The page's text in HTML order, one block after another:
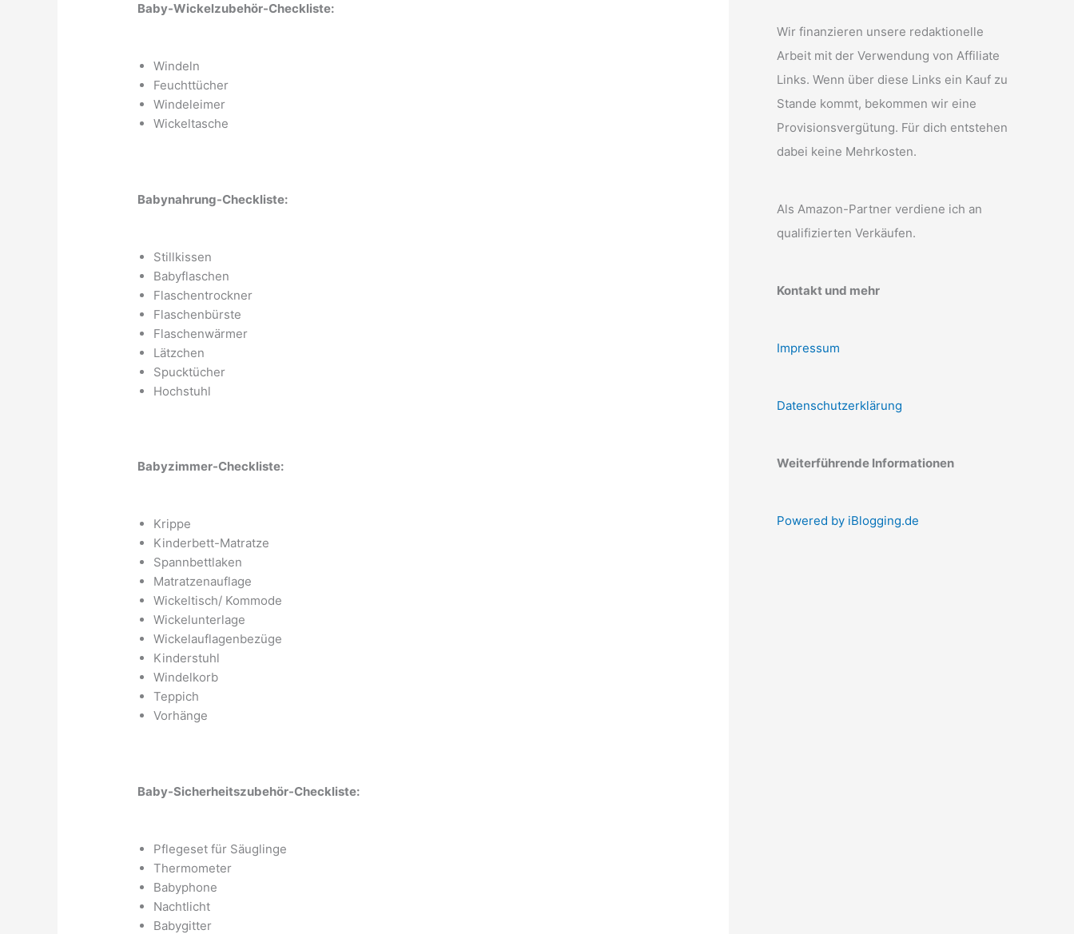
Baby-Wickelzubehör-Checkliste:
Windeln
Feuchttücher
Windeleimer
Wickeltasche
Babynahrung-Checkliste:
Stillkissen
Babyflaschen
Flaschentrockner
Flaschenbürste
Flaschenwärmer
Lätzchen
Spucktücher
Hochstuhl
Babyzimmer-Checkliste:
Krippe
Kinderbett-Matratze
Spannbettlaken
Matratzenauflage
Wickeltisch/ Kommode
Wickelunterlage
Wickelauflagenbezüge
Kinderstuhl
Windelkorb
Teppich
Vorhänge
Baby-Sicherheitszubehör-Checkliste:
Pflegeset für Säuglinge
Thermometer
Babyphone
Nachtlicht
Babygitter
Wir finanzieren unsere redaktionelle
Arbeit mit der Verwendung von Affiliate
Links. Wenn über diese Links ein Kauf zu
Stande kommt, bekommen wir eine
Provisionsvergütung. Für dich entstehen
dabei keine Mehrkosten.
Als Amazon-Partner verdiene ich an
qualifizierten Verkäufen.
Kontakt und mehr
Impressum
Datenschutzerklärung
Weiterführende Informationen
Powered by iBlogging.de